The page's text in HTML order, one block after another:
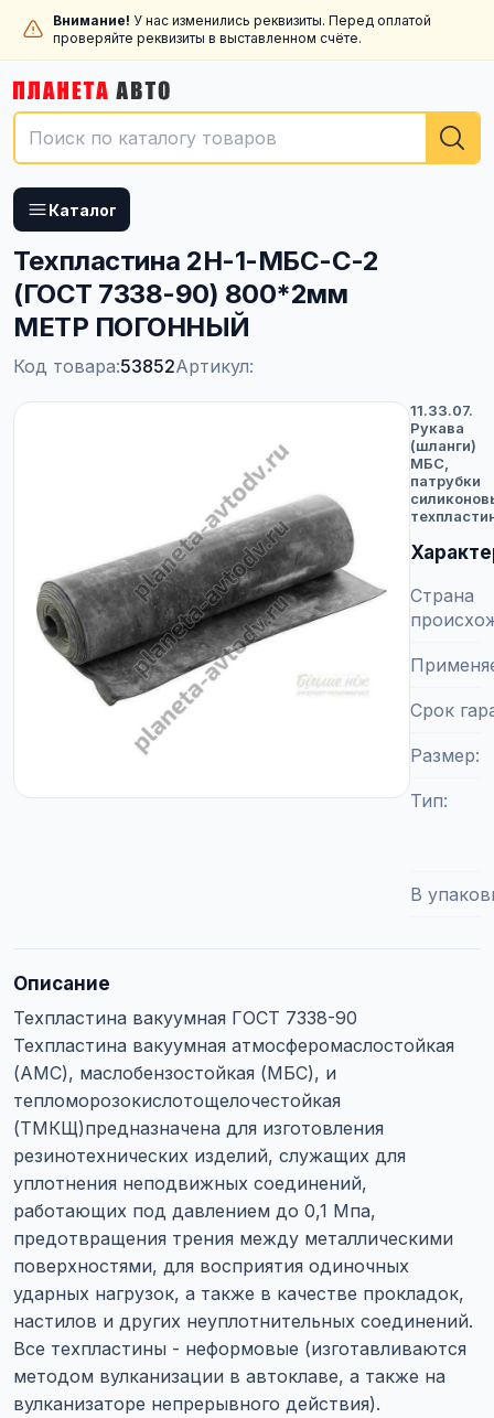
Внимание! У нас изменились реквизиты. Перед оплатой
проверяйте реквизиты в выставленном счёте.
Каталог
Техпластина 2Н-1-МБС-С-2
(ГОСТ 7338-90) 800*2мм
МЕТР ПОГОННЫЙ
Код товара:53852Артикул:
11.33.07.
Рукава
(шланги)
МБС,
патрубки
Страна
Срок
Размер
Тип
В
Описание
Техпластина вакуумная ГОСТ 7338-90
Техпластина вакуумная атмосферомаслостойкая
(АМС), маслобензостойкая (МБС), и
тепломорозокислотощелочестойкая
(ТМКЩ)предназначена для изготовления
резинотехнических изделий, служащих для
уплотнения неподвижных соединений,
работающих под давлением до 0,1 Мпа,
предотвращения трения между металлическими
поверхностями, для восприятия одиночных
ударных нагрузок, а также в качестве прокладок,
настилов и других неуплотнительных соединений.
Все техпластины - неформовые (изготавливаются
методом вулканизации в автоклаве, а также на
вулканизаторе непрерывного действия).